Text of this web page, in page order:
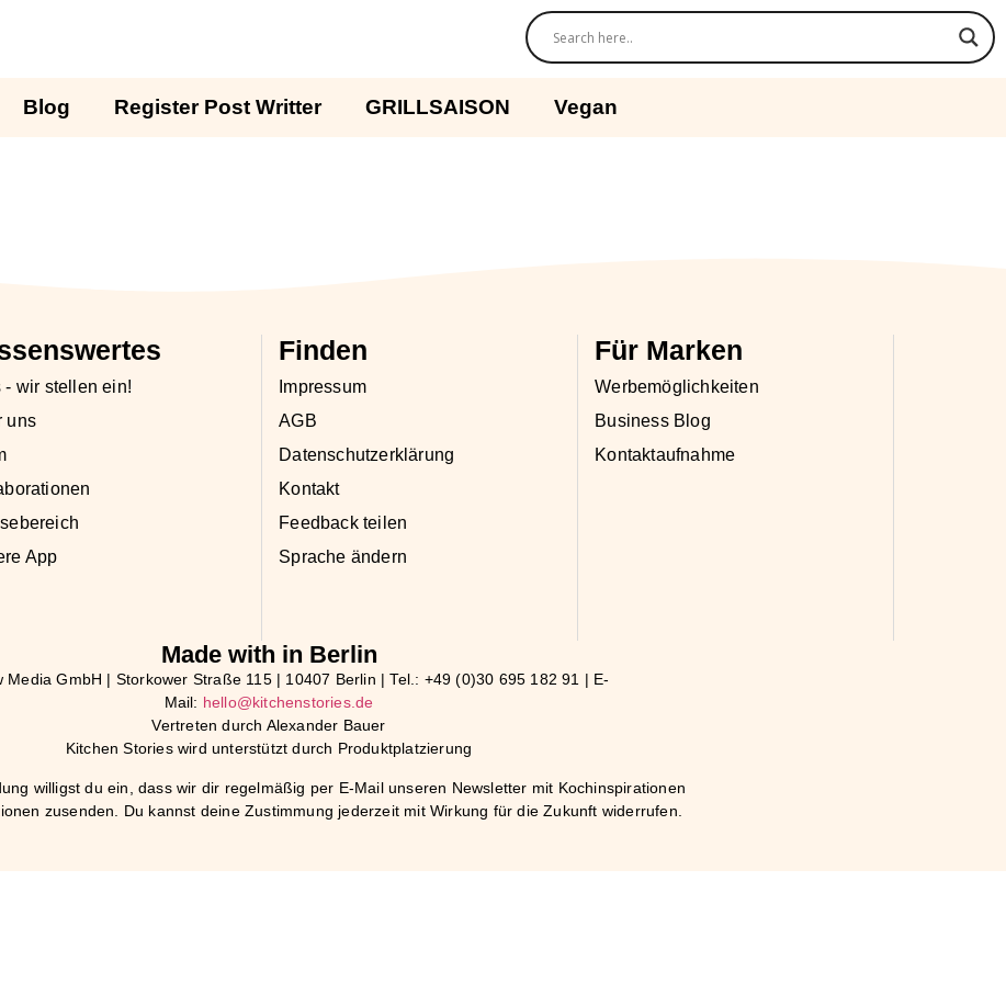
Blog Register Post Writter GRILLSAISON Vegan
- wir stellen ein!
uns
App
Finden
Impressum
AGB
Datenschutzerklärung
Kontakt
Feedback teilen
Sprache ändern
Für Marken
Werbemöglichkeiten
Business Blog
Kontaktaufnahme
Made with in Berlin
Media GmbH | Storkower Straße 115 | 10407 Berlin | Tel.: +49 (0)30 695 182 91 | E-
Mail: hello@kitchenstories.de
Vertreten durch Alexander Bauer
Kitchen Stories wird unterstützt durch Produktplatzierung
willigst du ein, dass wir dir regelmäßig per E-Mail unseren Newsletter mit Kochinspirationen
zusenden. Du kannst deine Zustimmung jederzeit mit Wirkung für die Zukunft widerrufen.